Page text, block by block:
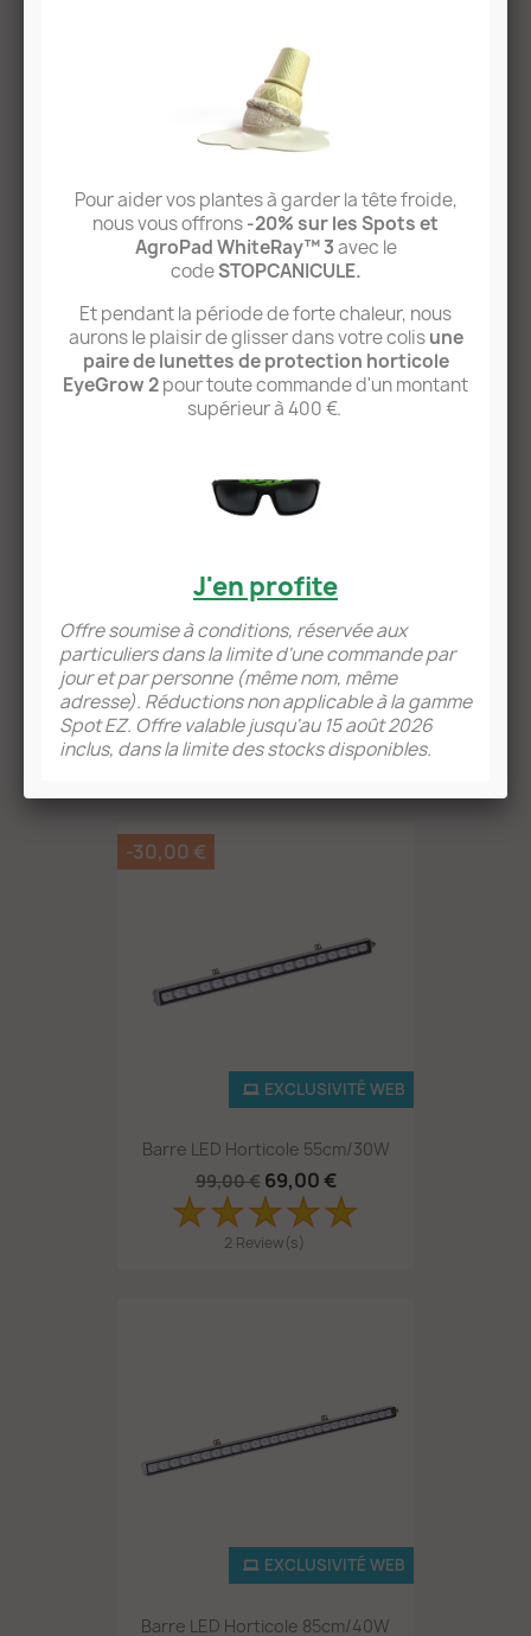
Ampoule LED Horticole...
EXCLUSIVITÉ WEB
Mini Quantum Board 35W...
69,99 €
RUPTURE DE STOCK
Barre LED Horticole 55cm/30W
99,00 € 69,00 €
2 Review(s)
EXCLUSIVITÉ WEB
-30,00 €
Barre LED Horticole 85cm/40W
EXCLUSIVITÉ WEB
Pour aider vos plantes à garder la tête froide,
nous vous offrons-20% sur les Spots et
AgroPad WhiteRay™ 3avec le
codeSTOPCANICULE.
Et pendant la période de forte chaleur, nous
aurons le plaisir de glisser dans votre colisune
paire de lunettes de protection horticole
EyeGrow 2pour toute commande d'un montant
supérieur à 400 €.
J'en profite
Offre soumise à conditions, réservée aux
particuliers dans la limite d'une commande par
jour et par personne (même nom, même
adresse). Réductions non applicable à la gamme
Spot EZ. Offre valable jusqu'au 15 août 2026
inclus, dans la limite des stocks disponibles.